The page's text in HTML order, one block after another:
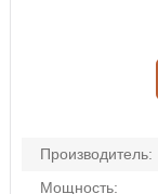
Производитель:
Мощность: